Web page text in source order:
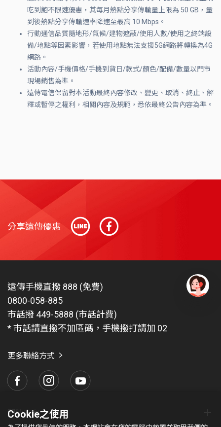
吃到飽不限速優惠，其每月熱點分享傳輸量上限為 50 GB，量
到後熱點分享傳輸速率降速至最高 10 Mbps。
行動通信品質隨地形/氣候/建物遮蔽/使用人數/使用之終端設
備/地點等因素影響，若使用地點無法支援5G網路將轉換為4G
網路。
活動內容/手機價格/手機到貨日/款式/顏色/配備/數量以門市
現場銷售為準。
遠傳電信保留對本活動最終內容修改、變更、取消、終止、解
釋或暫停之權利，相關內容及規範，悉依最終公告內容為準。
分享遠傳優惠
遠傳手機直撥 888 (免費)
0800-058-885
市話撥 449-5888 (市話計費)
* 市話請直撥不加區碼，手機撥打請加 02
更多聯絡方式
門號方案
Cookie之使用